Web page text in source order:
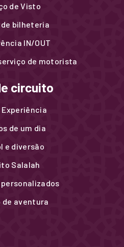
de Visto
bilheteria
IN/OUT
de motorista
circuito
Experiência
de um dia
e diversão
Salalah
aventura